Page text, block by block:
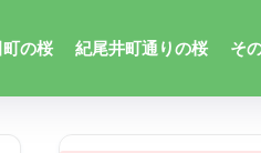
の桜 紀尾井町通りの桜 そ